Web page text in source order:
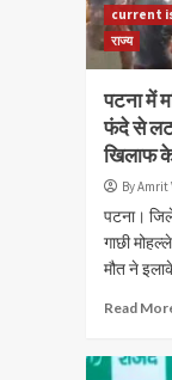
current
राज्य
पटना में
फंदे से
खिलाफ
By Amrit
पटना।
गाछी
मौत ने
Read